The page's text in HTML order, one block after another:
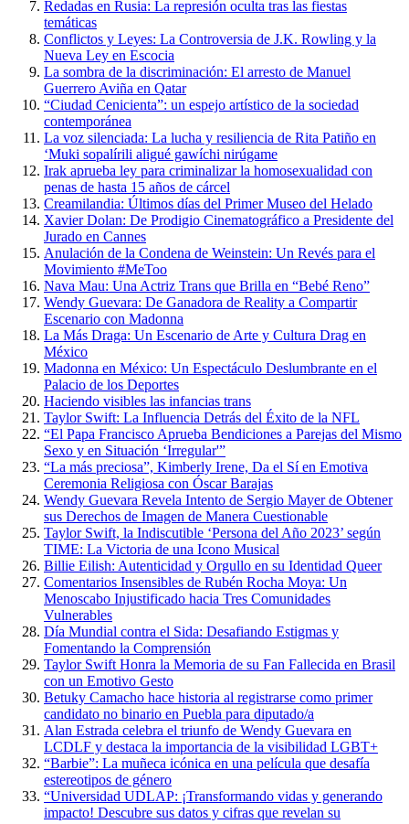
Redadas en Rusia: La represión oculta tras las fiestas
temáticas
Conflictos y Leyes: La Controversia de J.K. Rowling y la
Nueva Ley en Escocia
La sombra de la discriminación: El arresto de Manuel
Guerrero Aviña en Qatar
“Ciudad Cenicienta”: un espejo artístico de la sociedad
contemporánea
La voz silenciada: La lucha y resiliencia de Rita Patiño en
‘Muki sopalírili aligué gawíchi nirúgame
Irak aprueba ley para criminalizar la homosexualidad con
penas de hasta 15 años de cárcel
Creamilandia: Últimos días del Primer Museo del Helado
Xavier Dolan: De Prodigio Cinematográfico a Presidente del
Jurado en Cannes
Anulación de la Condena de Weinstein: Un Revés para el
Movimiento #MeToo
Nava Mau: Una Actriz Trans que Brilla en “Bebé Reno”
Wendy Guevara: De Ganadora de Reality a Compartir
Escenario con Madonna
La Más Draga: Un Escenario de Arte y Cultura Drag en
México
Madonna en México: Un Espectáculo Deslumbrante en el
Palacio de los Deportes
Haciendo visibles las infancias trans
Taylor Swift: La Influencia Detrás del Éxito de la NFL
“El Papa Francisco Aprueba Bendiciones a Parejas del Mismo
Sexo y en Situación ‘Irregular'”
“La más preciosa”, Kimberly Irene, Da el Sí en Emotiva
Ceremonia Religiosa con Óscar Barajas
Wendy Guevara Revela Intento de Sergio Mayer de Obtener
sus Derechos de Imagen de Manera Cuestionable
Taylor Swift, la Indiscutible ‘Persona del Año 2023’ según
TIME: La Victoria de una Icono Musical
Billie Eilish: Autenticidad y Orgullo en su Identidad Queer
Comentarios Insensibles de Rubén Rocha Moya: Un
Menoscabo Injustificado hacia Tres Comunidades
Vulnerables
Día Mundial contra el Sida: Desafiando Estigmas y
Fomentando la Comprensión
Taylor Swift Honra la Memoria de su Fan Fallecida en Brasil
con un Emotivo Gesto
Betuky Camacho hace historia al registrarse como primer
candidato no binario en Puebla para diputado/a
Alan Estrada celebra el triunfo de Wendy Guevara en
LCDLF y destaca la importancia de la visibilidad LGBT+
“Barbie”: La muñeca icónica en una película que desafía
estereotipos de género
“Universidad UDLAP: ¡Transformando vidas y generando
impacto! Descubre sus datos y cifras que revelan su